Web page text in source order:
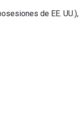
de EE. UU.),